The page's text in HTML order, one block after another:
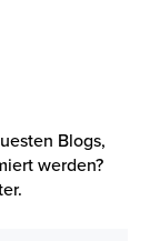
Blogs,
werden?